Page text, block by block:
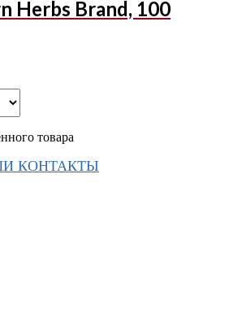
Herbs Brand, 100
товара
КОНТАКТЫ